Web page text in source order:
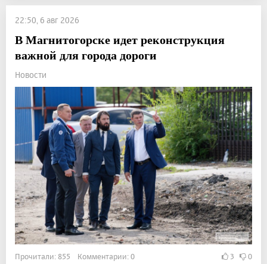
22:50, 6 авг 2026
В Магнитогорске идет реконструкция
важной для города дороги
Новости
Прочитали: 855 Комментарии: 0 3 0